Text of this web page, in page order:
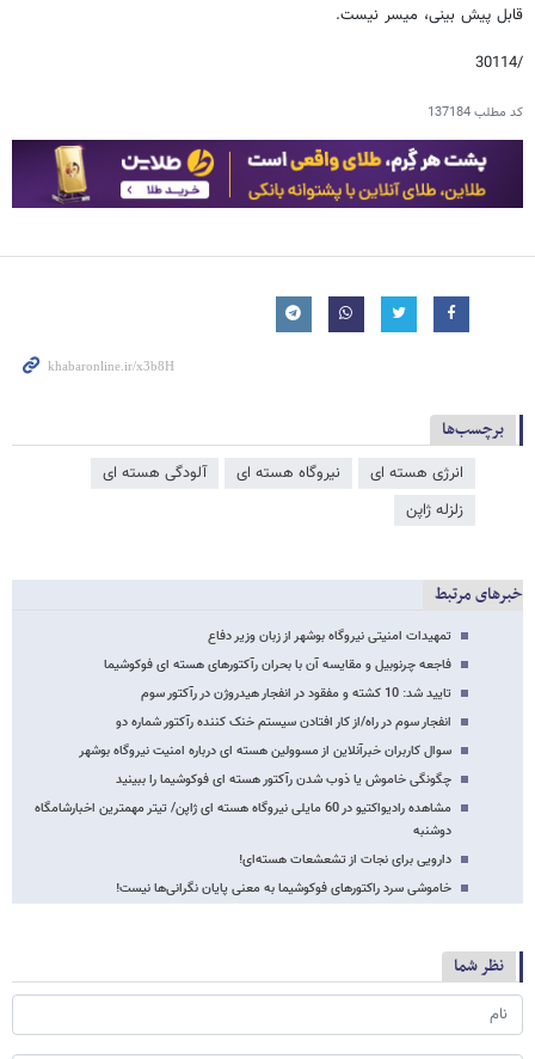
قابل پیش بینی، میسر نیست.
/30114
کد مطلب137184
برچسب‌ها
انرژی هسته ای نیروگاه هسته ای
آلودگی هسته ای
زلزله ژاپن
خبرهای مرتبط
تمهیدات امنیتی نیروگاه بوشهر از زبان وزیر دفاع
فاجعه چرنوبیل و مقایسه آن با بحران رآکتورهای هسته ای فوکوشیما
تایید شد: 10 کشته و مفقود در انفجار هیدروژن در رآکتور سوم
انفجار سوم در راه/از کار افتادن سیستم خنک کننده رآکتور شماره دو
سوال کاربران خبرآنلاین از مسوولین هسته ای درباره امنیت نیروگاه بوشهر
چگونگی خاموش یا ذوب شدن رآکتور هسته ای فوکوشیما را ببینید
مشاهده رادیواکتیو در 60 مایلی نیروگاه هسته ای ژاپن/ تیتر مهمترین اخبارشامگاه
دوشنبه
دارویی برای نجات از تشعشعات هسته‌ای!
خاموشی سرد راکتورهای فوکوشیما به معنی پایان نگرانی‌ها نیست!
نظر شما